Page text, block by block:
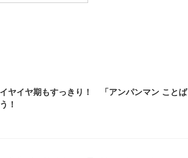
イヤイヤ期もすっきり！ 「アンパンマン ことば
！